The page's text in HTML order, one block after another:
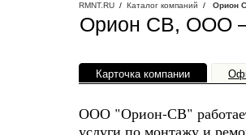
RMNT.RU / Каталог компаний / Орион
Орион СВ, OOO
Карточка компании
ООО "Орион-СВ"
услуги по монтажу и